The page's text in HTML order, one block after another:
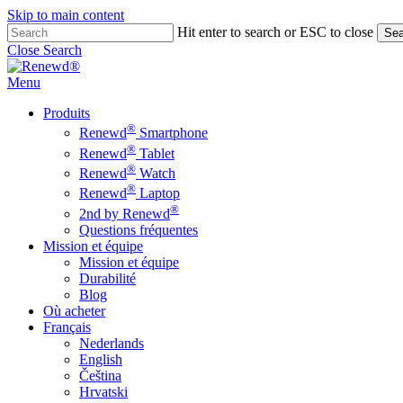
Skip to main content
Hit enter to search or ESC to close
Close Search
Menu
Produits
Renewd® Smartphone
Renewd® Tablet
Renewd® Watch
Renewd® Laptop
2nd by Renewd®
Questions fréquentes
Mission et équipe
Mission et équipe
Durabilité
Blog
Où acheter
Français
Nederlands
English
Čeština
Hrvatski